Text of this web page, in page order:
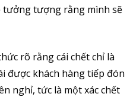
tượng rằng mình sẽ
rõ rằng cái chết chỉ là
được khách hàng tiếp đón
nghỉ, tức là một xác chết